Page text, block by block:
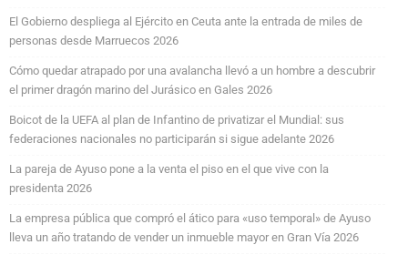
El Gobierno despliega al Ejército en Ceuta ante la entrada de miles de
personas desde Marruecos 2026
Cómo quedar atrapado por una avalancha llevó a un hombre a descubrir
el primer dragón marino del Jurásico en Gales 2026
Boicot de la UEFA al plan de Infantino de privatizar el Mundial: sus
federaciones nacionales no participarán si sigue adelante 2026
La pareja de Ayuso pone a la venta el piso en el que vive con la
presidenta 2026
La empresa pública que compró el ático para «uso temporal» de Ayuso
lleva un año tratando de vender un inmueble mayor en Gran Vía 2026